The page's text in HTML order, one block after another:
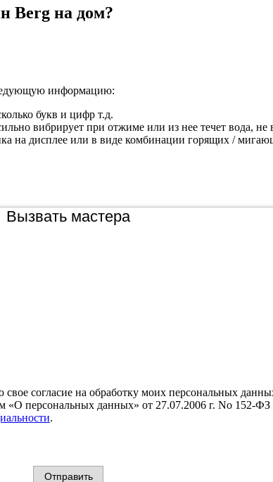
Berg на дом?
информацию:
букв и цифр т.д.
вибрирует при отжиме или из нее течет вода, не
на дисплее или в виде комбинации горящих /
Вызвать мастера
согласие на обработку моих персональных
«О персональных данных» от 27.07.2006 г. No 152-ФЗ
.